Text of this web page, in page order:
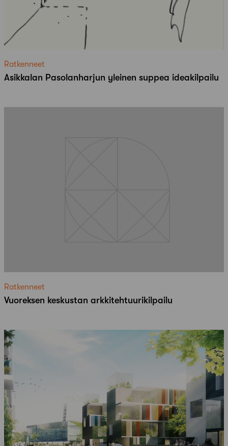
Ratkenneet
Asikkalan Pasolanharjun yleinen suppea ideakilpailu
Ratkenneet
Vuoreksen keskustan arkkitehtuurikilpailu